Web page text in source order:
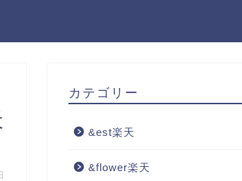
カテゴリー
&est楽天
&flower楽天